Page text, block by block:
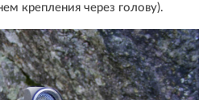
крепления через голову).